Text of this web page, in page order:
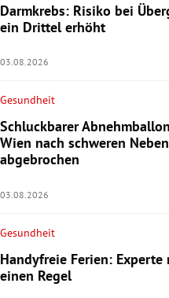
Darmkrebs: Risiko bei
ein Drittel erhöht
03.08.2026
Gesundheit
Schluckbarer
Wien nach schweren
abgebrochen
03.08.2026
Gesundheit
Handyfreie Ferien: Experte
einen Regel